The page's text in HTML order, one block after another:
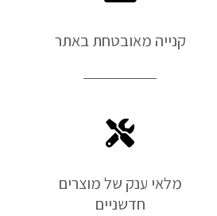
קנייה מאובטחת באתר
מלאי ענק של מוצרים
חדשניים